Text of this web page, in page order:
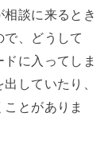
談に来るとき
、どうして
に入ってしま
していたり、
とがありま